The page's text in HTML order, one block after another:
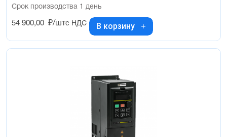
Срок производства 1 день
54 900,00 ₽/штс НДС В корзину